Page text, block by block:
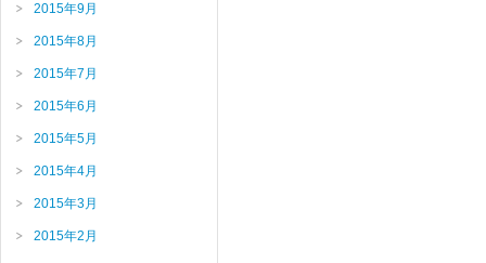
2015年9月
2015年8月
2015年7月
2015年6月
2015年5月
2015年4月
2015年3月
2015年2月